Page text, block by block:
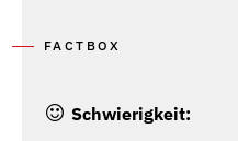
FACTBOX
Schwierigkeit: